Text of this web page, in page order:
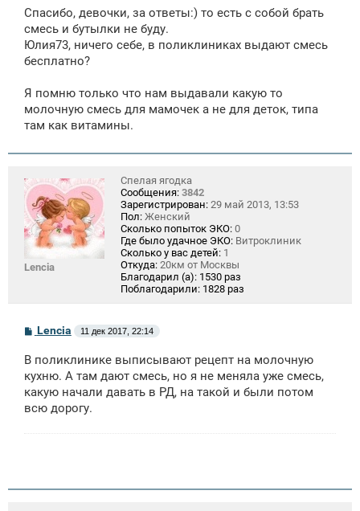
б
щ
н
и
Спасибо, девочки, за ответы:) то есть с собой брать
смесь и бутылки не буду.
Юлия73, ничего себе, в поликлиниках выдают смесь
бесплатно?
Я помню только что нам выдавали какую то
молочную смесь для мамочек а не для деток, типа
там как витамины.
Lencia
Спелая ягодка
Сообщения: 3842
Зарегистрирован: 29 май 2013, 13:53
Пол: Женский
Сколько попыток ЭКО: 0
Где было удачное ЭКО: Витроклиник
Сколько у вас детей: 1
Откуда: 20км от Москвы
Благодарил (а): 1530 раз
Поблагодарили: 1828 раз
С
б
щ
е
н
и
Lencia 11 дек 2017, 22:14
В поликлинике выписывают рецепт на молочную
кухню. А там дают смесь, но я не меняла уже смесь,
какую начали давать в РД, на такой и были потом
всю дорогу.